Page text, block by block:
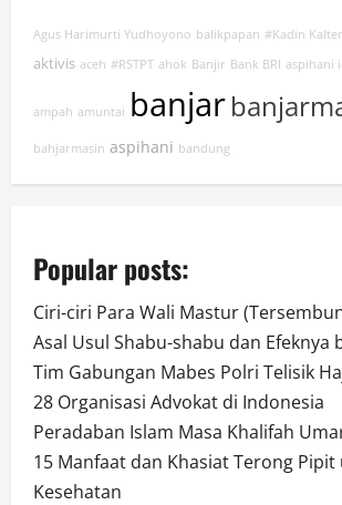
Agus Harimurti Yudhoyono balikpapan #Kadin
aktivis aceh #RSTPT ahok Banjir Bank BRI aspihani
ampah amuntai banjar
bahjarmasin aspihani bandung
Popular posts:
Ciri-ciri Para Wali Mastur
Asal Usul Shabu-shabu dan Efeknya
Tim Gabungan Mabes Polri Telisik
28 Organisasi Advokat di Indonesia
Peradaban Islam Masa Khalifah
15 Manfaat dan Khasiat Terong
Kesehatan